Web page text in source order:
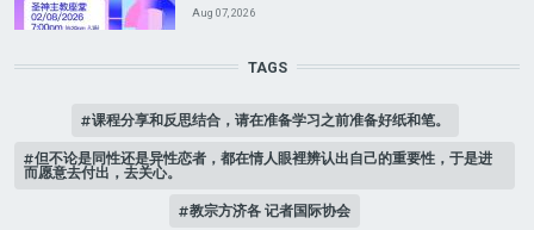
Aug 07, 2026
TAGS
课程分享和反思结合，请在准备学习之前准备好纸和笔。
但不论是同性还是异性恋者，都在情人眼裡辨认出自己的重要性，于是进
而愿意去付出，去关心。
教宗方济各 记者国际协会